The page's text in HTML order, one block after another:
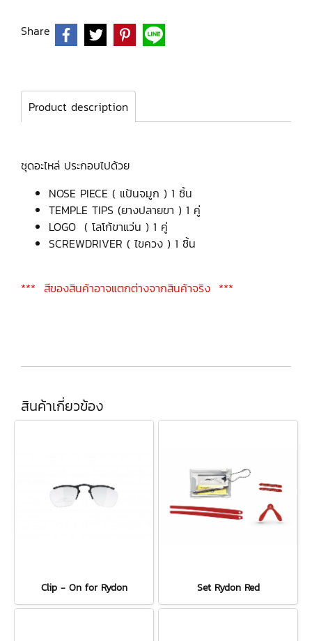
Share
Product description
ชุดอะไหล่ ประกอบไปด้วย
NOSE PIECE ( แป้นจมูก ) 1 ชิ้น
TEMPLE TIPS (ยางปลายขา ) 1 คู่
LOGO ( โลโก้ขาแว่น ) 1 คู่
SCREWDRIVER ( ไขควง ) 1 ชิ้น
*** สีของสินค้าอาจแตกต่างจากสินค้าจริง ***
สินค้าเกี่ยวข้อง
Clip - On for Rydon Set Rydon Red